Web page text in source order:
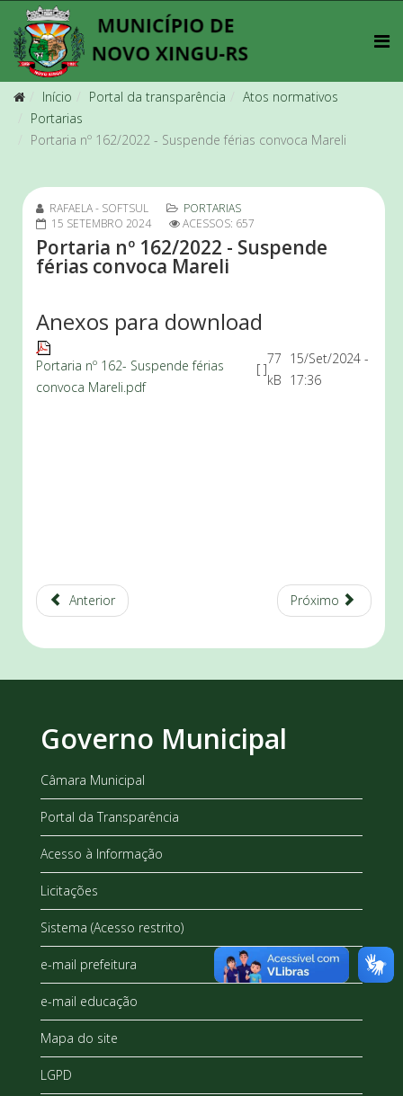
Início Portal da transparência
Atos normativos
Portarias
Portaria nº 162/2022 - Suspende férias convoca Mareli
RAFAELA - SOFTSUL
PORTARIAS
15 SETEMBRO 2024
ACESSOS: 657
Portaria nº 162/2022 - Suspende
férias convoca Mareli
Anexos para download
Portaria nº 162- Suspende férias
convoca Mareli.pdf
[ ]
77
kB
15/Set/2024 -
17:36
Anterior Próximo
Governo Municipal
Câmara Municipal
Portal da Transparência
Acesso à Informação
Licitações
Sistema (Acesso restrito)
e-mail prefeitura
e-mail educação
Mapa do site
LGPD